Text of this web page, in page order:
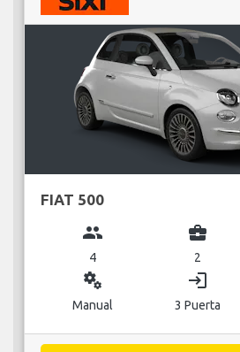
FIAT 500
group
4
business_center
2
miscellaneous_services
Manual
login
3 Puerta